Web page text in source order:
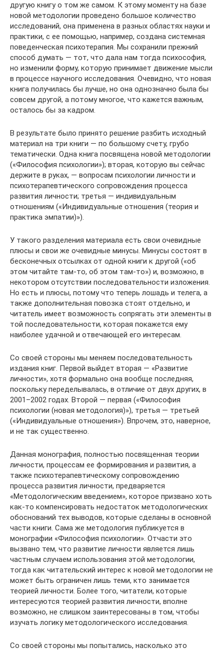
другую книгу о том же самом. К этому моменту на базе
новой методологии проведено большое количество
исследований, она применена в разных областях науки и
практики, с ее помощью, например, создана системная
поведенческая психотерапия. Мы сохранили прежний
способ думать — тот, что дала нам тогда психософия,
но изменили форму, которую принимает движение мысли
в процессе научного исследования. Очевидно, что новая
книга получилась бы лучше, но она однозначно была бы
совсем другой, а потому многое, что кажется важным,
осталось бы за кадром.
В результате было принято решение разбить исходный
материал на три книги — по большому счету, грубо
тематически. Одна книга посвящена новой методологии
(«Философия психологии»); вторая, которую вы сейчас
держите в руках, — вопросам психологии личности и
психотерапевтического сопровождения процесса
развития личности; третья — индивидуальным
отношениям («Индивидуальные отношения (теория и
практика эмпатии)»).
У такого разделения материала есть свои очевидные
плюсы и свои же очевидные минусы. Минусы состоят в
бесконечных отсылках от одной книги к другой («об
этом читайте там-то, об этом там-то») и, возможно, в
некотором отсутствии последовательности изложения.
Но есть и плюсы, потому что теперь лошадь и телега, а
также дополнительная повозка стоят отдельно, и
читатель имеет возможность сопрягать эти элементы в
той последовательности, которая покажется ему
наиболее удачной и отвечающей его интересам.
Со своей стороны мы меняем последовательность
издания книг. Первой выйдет вторая — «Развитие
личности», хотя формально она вообще последняя,
поскольку переделывалась, в отличие от двух других, в
2001–2002 годах. Второй — первая («Философия
психологии (новая методология)»), третья — третьей
(«Индивидуальные отношения»). Впрочем, это, наверное,
и не так существенно.
Данная монография, полностью посвященная теории
личности, процессам ее формирования и развития, а
также психотерапевтическому сопровождению
процесса развития личности, предваряется
«Методологическим введением», которое призвано хоть
как-то компенсировать недостаток методологических
обоснований тех выводов, которые сделаны в основной
части книги. Сама же методология публикуется в
монографии «Философия психологии». Отчасти это
вызвано тем, что развитие личности является лишь
частным случаем использования этой методологии,
тогда как читательский интерес к новой методологии не
может быть ограничен лишь теми, кто занимается
теорией личности. Более того, читатели, которые
интересуются теорией развития личности, вполне
возможно, не слишком заинтересованы в том, чтобы
изучать логику методологического исследования.
Со своей стороны мы попытались, насколько это